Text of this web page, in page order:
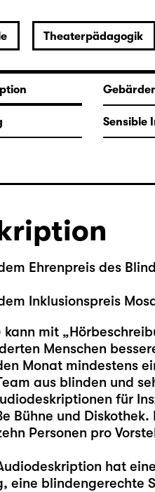
Theaterpädagogik
Sensible
Ehrenpreis des
Inklusionspreis
mit
Menschen
Monat mindestens
aus blinden und
für
Bühne und
Personen pro
hat
eine blindengerechte